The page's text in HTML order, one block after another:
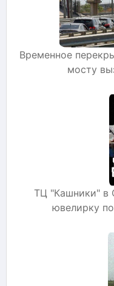
Временное
мосту
ТЦ "Кашники" в
ювелирку